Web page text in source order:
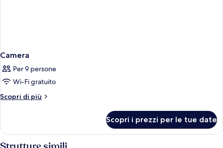
Camera
Per 9 persone
Wi-Fi gratuito
Scopri di più
Altri
Scopri i prezzi per le tue date